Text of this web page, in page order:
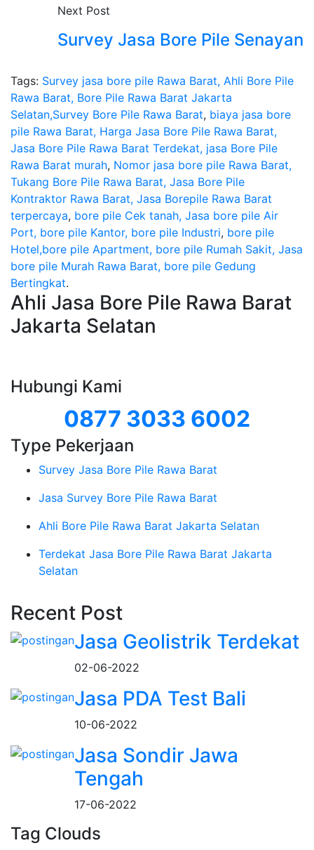
Next Post
Survey Jasa Bore Pile Senayan
Tags: Survey jasa bore pile Rawa Barat, Ahli Bore Pile
Rawa Barat, Bore Pile Rawa Barat Jakarta
Selatan,Survey Bore Pile Rawa Barat, biaya jasa bore
pile Rawa Barat, Harga Jasa Bore Pile Rawa Barat,
Jasa Bore Pile Rawa Barat Terdekat, jasa Bore Pile
Rawa Barat murah, Nomor jasa bore pile Rawa Barat,
Tukang Bore Pile Rawa Barat, Jasa Bore Pile
Kontraktor Rawa Barat, Jasa Borepile Rawa Barat
terpercaya, bore pile Cek tanah, Jasa bore pile Air
Port, bore pile Kantor, bore pile Industri, bore pile
Hotel,bore pile Apartment, bore pile Rumah Sakit, Jasa
bore pile Murah Rawa Barat, bore pile Gedung
Bertingkat.
Ahli Jasa Bore Pile Rawa Barat
Jakarta Selatan
Hubungi Kami
0877 3033 6002
Type Pekerjaan
Survey Jasa Bore Pile Rawa Barat
Jasa Survey Bore Pile Rawa Barat
Ahli Bore Pile Rawa Barat Jakarta Selatan
Terdekat Jasa Bore Pile Rawa Barat Jakarta
Selatan
Recent Post
Jasa Geolistrik Terdekat
02-06-2022
Jasa PDA Test Bali
10-06-2022
Jasa Sondir Jawa
Tengah
17-06-2022
Tag Clouds